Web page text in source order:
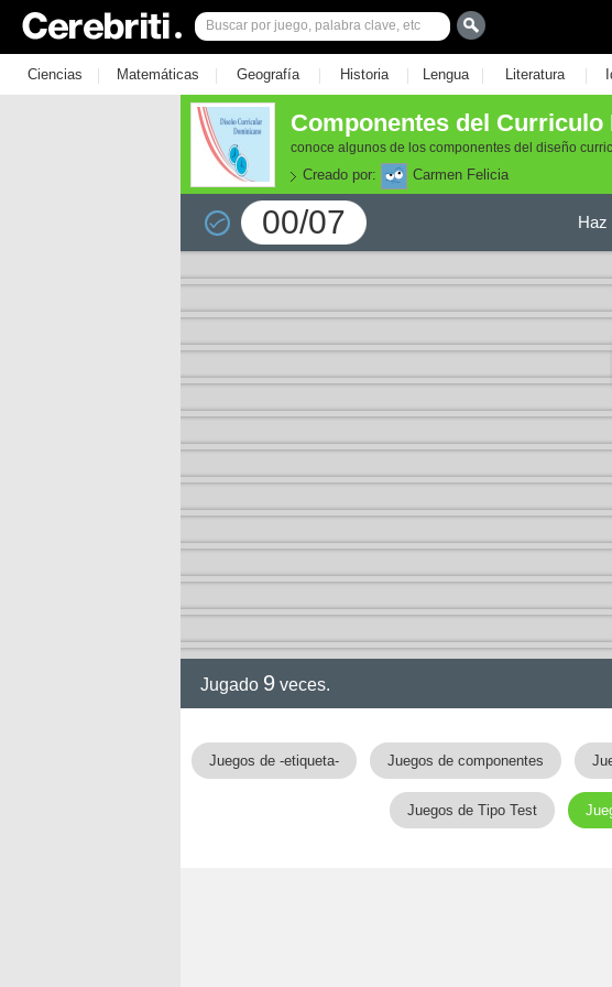
Ciencias | Matemáticas | Geografía | Historia | Lengua | Literatura |
Componentes del Curriculo
conoce algunos de los componentes del diseño
Creado por: Carmen Felicia
00/07 Haz
Jugado 9 veces.
Juegos de -etiqueta- Juegos de componentes
Juegos de Tipo Test